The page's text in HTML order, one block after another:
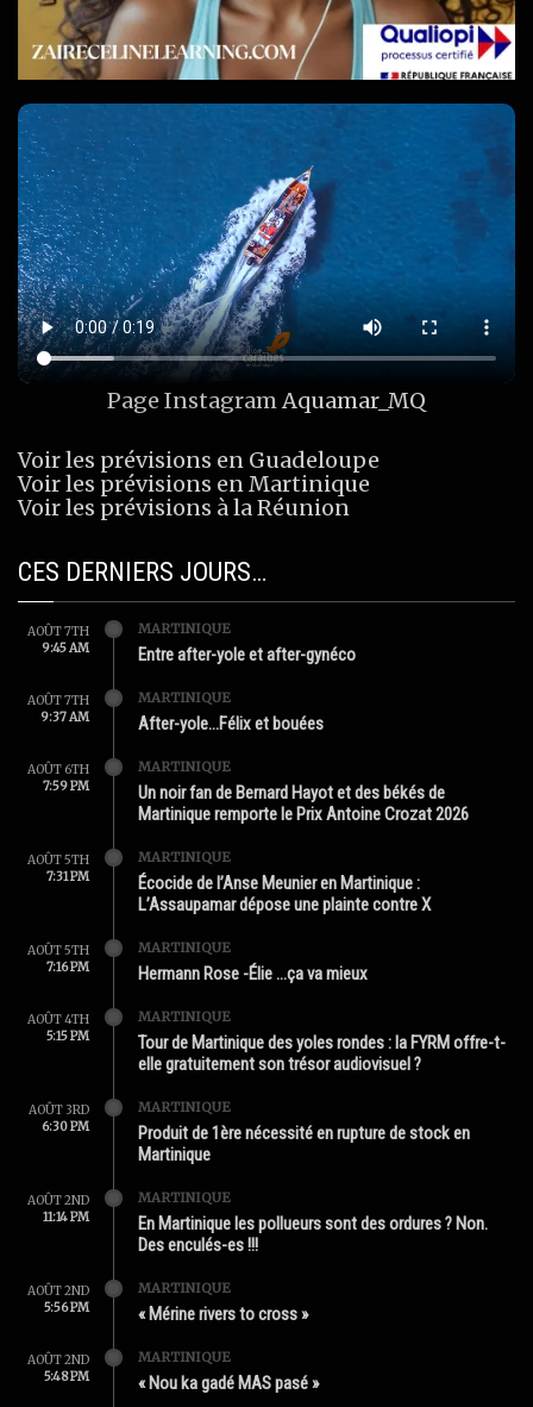
Page Instagram Aquamar_MQ
Voir les prévisions en Guadeloupe
Voir les prévisions en Martinique
Voir les prévisions à la Réunion
CES DERNIERS JOURS…
AOÛT 7TH
9:45 AM
MARTINIQUE
Entre after-yole et after-gynéco
AOÛT 7TH
9:37 AM
MARTINIQUE
After-yole…Félix et bouées
AOÛT 6TH
7:59 PM
MARTINIQUE
Un noir fan de Bernard Hayot et des békés de
Martinique remporte le Prix Antoine Crozat 2026
AOÛT 5TH
7:31 PM
MARTINIQUE
Écocide de l’Anse Meunier en Martinique :
L’Assaupamar dépose une plainte contre X
AOÛT 5TH
7:16 PM
MARTINIQUE
Hermann Rose -Élie …ça va mieux
AOÛT 4TH
5:15 PM
MARTINIQUE
Tour de Martinique des yoles rondes : la FYRM offre-t-
elle gratuitement son trésor audiovisuel ?
AOÛT 3RD
6:30 PM
MARTINIQUE
Produit de 1ère nécessité en rupture de stock en
Martinique
AOÛT 2ND
11:14 PM
MARTINIQUE
En Martinique les pollueurs sont des ordures ? Non.
Des enculés-es !!!
AOÛT 2ND
5:56 PM
MARTINIQUE
« Mérine rivers to cross »
AOÛT 2ND
5:48 PM
MARTINIQUE
« Nou ka gadé MAS pasé »